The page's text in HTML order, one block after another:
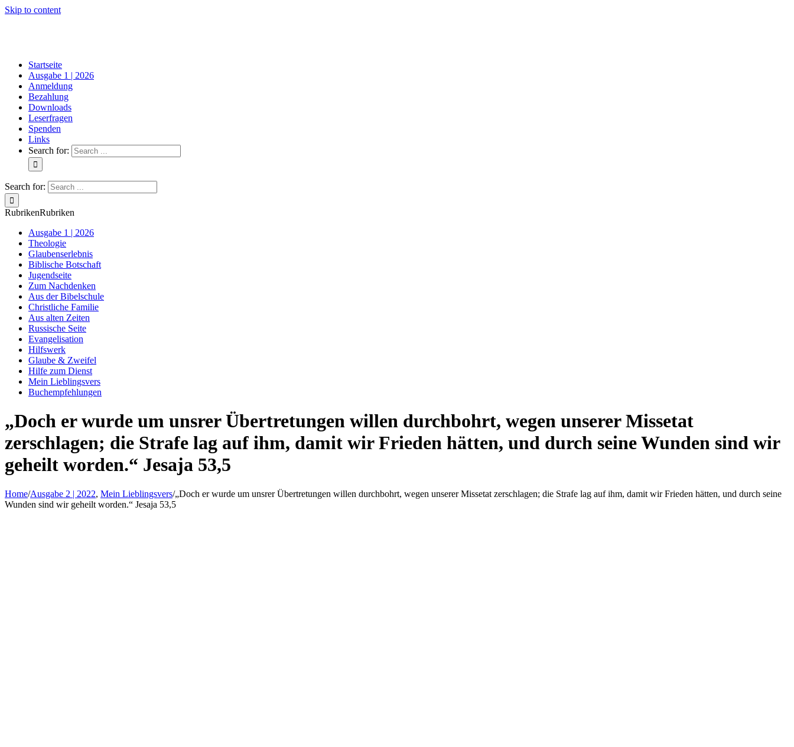
Skip to content
Startseite
Ausgabe 1 | 2026
Anmeldung
Bezahlung
Downloads
Leserfragen
Spenden
Links
Search for:
Search for:
RubrikenRubriken
Ausgabe 1 | 2026
Theologie
Glaubenserlebnis
Biblische Botschaft
Jugendseite
Zum Nachdenken
Aus der Bibelschule
Christliche Familie
Aus alten Zeiten
Russische Seite
Evangelisation
Hilfswerk
Glaube & Zweifel
Hilfe zum Dienst
Mein Lieblingsvers
Buchempfehlungen
„Doch er wurde um unsrer Übertretungen willen durchbohrt, wegen unserer Missetat
zerschlagen; die Strafe lag auf ihm, damit wir Frieden hätten, und durch seine Wunden sind wir
geheilt worden.“ Jesaja 53,5
Home/Ausgabe 2 | 2022, Mein Lieblingsvers/„Doch er wurde um unsrer Übertretungen willen durchbohrt, wegen unserer Missetat zerschlagen; die Strafe lag auf ihm, damit wir Frieden hätten, und durch seine
Wunden sind wir geheilt worden.“ Jesaja 53,5